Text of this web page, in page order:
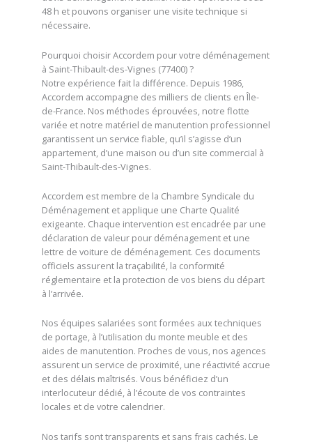
48 h et pouvons organiser une visite technique si
nécessaire.
Pourquoi choisir Accordem pour votre déménagement
à Saint-Thibault-des-Vignes (77400) ?
Notre expérience fait la différence. Depuis 1986,
Accordem accompagne des milliers de clients en Île-
de-France. Nos méthodes éprouvées, notre flotte
variée et notre matériel de manutention professionnel
garantissent un service fiable, qu’il s’agisse d’un
appartement, d’une maison ou d’un site commercial à
Saint-Thibault-des-Vignes.
Accordem est membre de la Chambre Syndicale du
Déménagement et applique une Charte Qualité
exigeante. Chaque intervention est encadrée par une
déclaration de valeur pour déménagement et une
lettre de voiture de déménagement. Ces documents
officiels assurent la traçabilité, la conformité
réglementaire et la protection de vos biens du départ
à l’arrivée.
Nos équipes salariées sont formées aux techniques
de portage, à l’utilisation du monte meuble et des
aides de manutention. Proches de vous, nos agences
assurent un service de proximité, une réactivité accrue
et des délais maîtrisés. Vous bénéficiez d’un
interlocuteur dédié, à l’écoute de vos contraintes
locales et de votre calendrier.
Nos tarifs sont transparents et sans frais cachés. Le